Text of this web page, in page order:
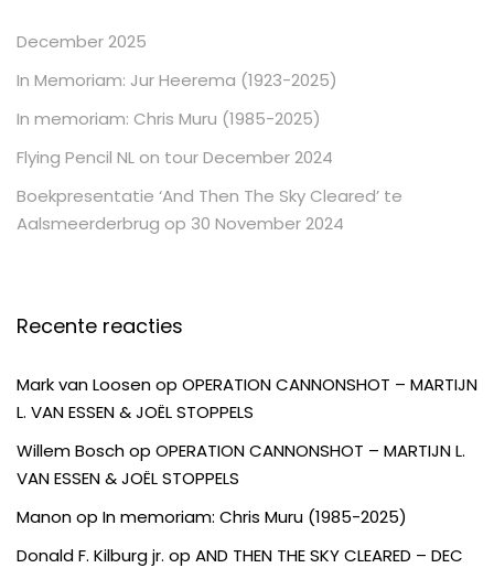
December 2025
In Memoriam: Jur Heerema (1923-2025)
In memoriam: Chris Muru (1985-2025)
Flying Pencil NL on tour December 2024
Boekpresentatie ‘And Then The Sky Cleared’ te
Aalsmeerderbrug op 30 November 2024
Recente reacties
Mark van Loosenop OPERATION CANNONSHOT – MARTIJN
L. VAN ESSEN & JOËL STOPPELS
Willem Boschop OPERATION CANNONSHOT – MARTIJN L.
VAN ESSEN & JOËL STOPPELS
Manonop In memoriam: Chris Muru (1985-2025)
Donald F. Kilburg jr. op AND THEN THE SKY CLEARED – DEC